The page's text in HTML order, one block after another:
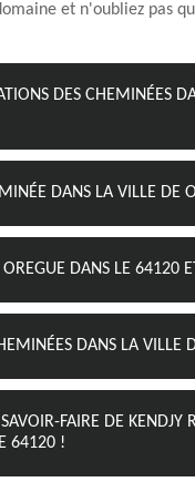
et n'oubliez pas
DES CHEMINÉES
DANS LA VILLE DE
DANS LE 64120
DANS LA VILLE
FAIRE DE
64120 !